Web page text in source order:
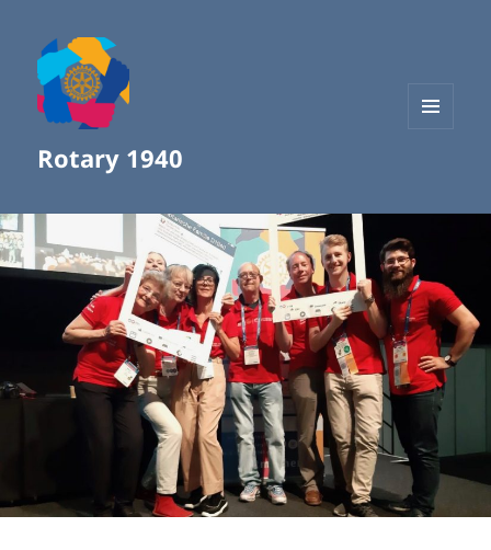
Rotary 1940